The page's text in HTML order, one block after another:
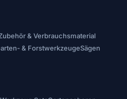
& Verbrauchsmaterial
& ForstwerkzeugeSägen